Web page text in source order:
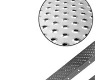
HVĚZDIČEK.